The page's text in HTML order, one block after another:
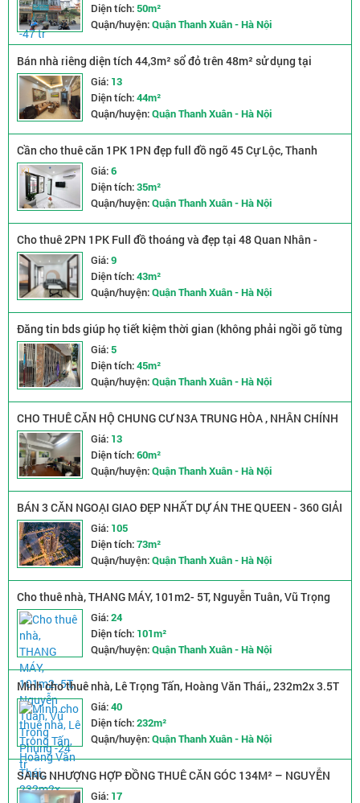
Diện tích:50m²
Quận/huyện:Quận Thanh Xuân - Hà Nội
Bán nhà riêng diện tích 44,3m² sổ đỏ trên 48m² sử dụng tại
Phường Khương Trung.
Giá: 13
Diện tích:44m²
Quận/huyện:Quận Thanh Xuân - Hà Nội
Cần cho thuê căn 1PK 1PN đẹp full đồ ngõ 45 Cự Lộc, Thanh
Xuân Ngã Tư SởGiá:6
Diện tích:35m²
Quận/huyện:Quận Thanh Xuân - Hà Nội
Cho thuê 2PN 1PK Full đồ thoáng và đẹp tại 48 Quan Nhân -
Thanh Xuân
Giá:9
Diện tích:43m²
Quận/huyện:Quận Thanh Xuân - Hà Nội
Đăng tin bds giúp họ tiết kiệm thời gian (không phải ngồi gõ từng
tin) và phủ sóng nhanh hơn đối thủ
Giá:5
Diện tích:45m²
Quận/huyện:Quận Thanh Xuân - Hà Nội
CHO THUÊ CĂN HỘ CHUNG CƯ N3A TRUNG HÒA , NHÂN CHÍNH
(TẦNG 2) ,HÀ NỘI
Giá: 13
Diện tích:60m²
Quận/huyện:Quận Thanh Xuân - Hà Nội
BÁN 3 CĂN NGOẠI GIAO ĐẸP NHẤT DỰ ÁN THE QUEEN - 360 GIẢI
PHÓNG, PHƯƠNG LIỆT, HÀ NỘI
Giá: 105
Diện tích:73m²
Quận/huyện:Quận Thanh Xuân - Hà Nội
Cho thuê nhà, THANG MÁY, 101m2- 5T, Nguyễn Tuân, Vũ Trọng
Phụng -24 tr
Giá:24
Diện tích: 101m²
Quận/huyện:Quận Thanh Xuân - Hà Nội
Mình cho thuê nhà, Lê Trọng Tấn, Hoàng Văn Thái,, 232m2x 3.5T
-40 tr
Giá:40
Diện tích:232m²
Quận/huyện:Quận Thanh Xuân - Hà Nội
SANG NHƯỢNG HỢP ĐỒNG THUÊ CĂN GÓC 134M² – NGUYỄN
TUÂN, THANH XUÂN, HÀ NỘI
Giá: 17